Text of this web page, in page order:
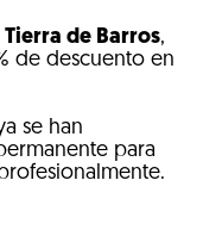
Tierra de Barros,
de descuento en
se han
para